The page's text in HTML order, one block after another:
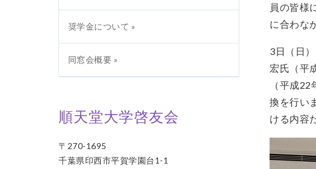
員の皆様
に合わな
3日（日
宏氏（
（平成
換を行い
ける内容
奨学金について »
同窓会概要 »
順天堂大学啓友会
〒270-1695
千葉県印西市平賀学園台1-1